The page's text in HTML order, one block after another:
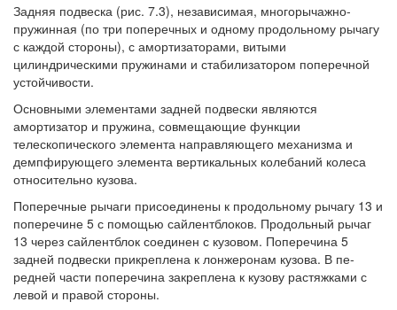
Задняя подвеска (рис. 7.3), независи­мая, многорычажно-
пружинная (по три по­перечных и одному продольному рычагу
с каждой стороны), с амортизаторами, виты­ми
цилиндрическими пружинами и стаби­лизатором поперечной
устойчивости.
Основными элементами задней подве­ски являются
амортизатор и пружина, сов­мещающие функции
телескопического эл­емента направляющего механизма и
демпфирующего элемента вертикальных колебаний колеса
относительно кузова.
Поперечные рычаги присоединены к продольному рычагу 13 и
поперечине 5 с помощью сайлентблоков. Продольный рычаг
13 через сайлентблок соединен с кузовом. Поперечина 5
задней подвески прикреплена к лонжеронам кузова. В пе­
редней части поперечина закреплена к кузову растяжками с
левой и правой сто­роны.